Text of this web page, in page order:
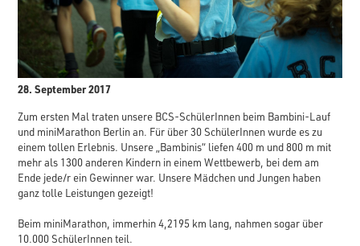
28. September 2017
Zum ersten Mal traten unsere BCS-SchülerInnen beim Bambini-Lauf
und miniMarathon Berlin an. Für über 30 SchülerInnen wurde es zu
einem tollen Erlebnis. Unsere „Bambinis“ liefen 400 m und 800 m mit
mehr als 1300 anderen Kindern in einem Wettbewerb, bei dem am
Ende jede/r ein Gewinner war. Unsere Mädchen und Jungen haben
ganz tolle Leistungen gezeigt!
Beim miniMarathon, immerhin 4,2195 km lang, nahmen sogar über
10.000 SchülerInnen teil.